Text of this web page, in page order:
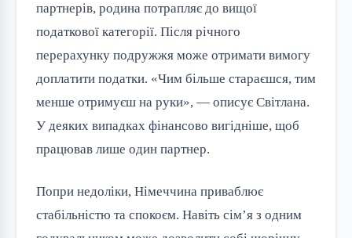
партнерів, родина потрапляє до вищої
податкової категорії. Після річного
перерахунку подружжя може отримати вимогу
доплатити податки. «Чим більше стараєшся, тим
менше отримуєш на руки», — описує Світлана.
У деяких випадках фінансово вигідніше, щоб
працював лише один партнер.
Попри недоліки, Німеччина приваблює
стабільністю та спокоєм. Навіть сім’я з одним